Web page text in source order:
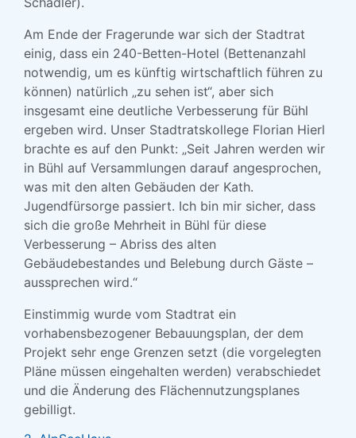
Am Ende der Fragerunde war sich der Stadtrat
einig, dass ein 240-Betten-Hotel (Bettenanzahl
notwendig, um es künftig wirtschaftlich führen zu
können) natürlich „zu sehen ist“, aber sich
insgesamt eine deutliche Verbesserung für Bühl
ergeben wird. Unser Stadtratskollege Florian Hierl
brachte es auf den Punkt: „Seit Jahren werden wir
in Bühl auf Versammlungen darauf angesprochen,
was mit den alten Gebäuden der Kath.
Jugendfürsorge passiert. Ich bin mir sicher, dass
sich die große Mehrheit in Bühl für diese
Verbesserung – Abriss des alten
Gebäudebestandes und Belebung durch Gäste –
aussprechen wird.“
Einstimmig wurde vom Stadtrat ein
vorhabensbezogener Bebauungsplan, der dem
Projekt sehr enge Grenzen setzt (die vorgelegten
Pläne müssen eingehalten werden) verabschiedet
und die Änderung des Flächennutzungsplanes
gebilligt.